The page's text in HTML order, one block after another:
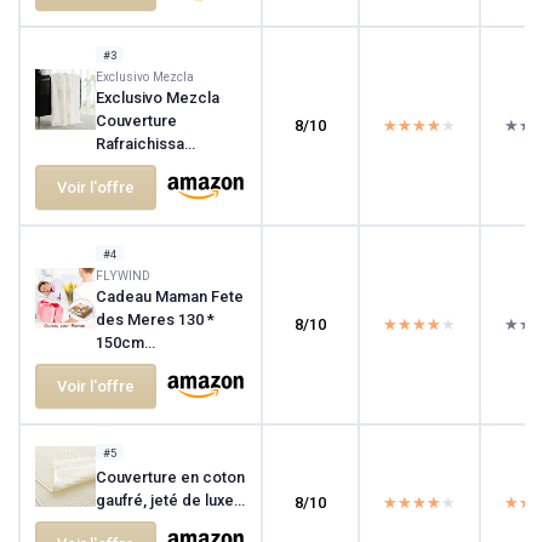
#3
Exclusivo Mezcla
Exclusivo Mezcla
Couverture
Rafraichissa...
Voir l'offre
8/10 ★★★★★
★★★★★
#4
FLYWIND
Cadeau Maman Fete
des Meres 130 *
150cm...
Voir l'offre
8/10 ★★★★★
★★★★★
#5
Couverture en coton
gaufré, jeté de luxe...
8/10 ★★★★★
★★★★★